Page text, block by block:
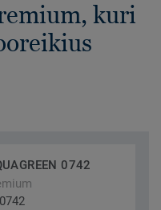
kuri
0742